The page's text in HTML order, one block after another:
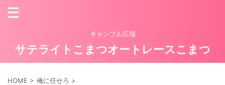
ギャンブル広場
サテライトこまつオートレースこまつ
HOME > 俺に任せろ >